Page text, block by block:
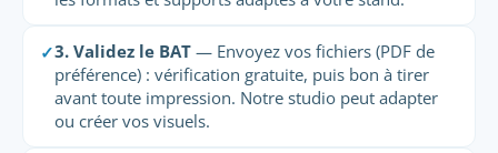
✓3. Validez le BAT — Envoyez vos fichiers (PDF de
préférence) : vérification gratuite, puis bon à tirer
avant toute impression. Notre studio peut adapter
ou créer vos visuels.